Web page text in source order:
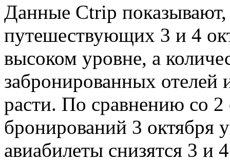
Данные Ctrip показывают,
путешествующих 3 и 4
высоком уровне, а
забронированных отелей
расти. По сравнению со 2
бронирований 3 октября
авиабилеты снизятся 3 и